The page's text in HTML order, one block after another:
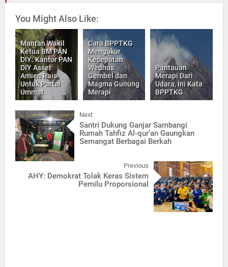
You Might Also Like:
Mantan Wakil
Ketua BM PAN
DIY: Kantor PAN
DIY Asset
Amien Rais
Untuk Partai
Ummat
Cara BPPTKG
Mengukur
Kecepatan
Wedhus
Gembel dan
Magma Gunung
Merapi
Pantauan
Merapi Dari
Udara, Ini Kata
BPPTKG
Next
Santri Dukung Ganjar Sambangi
Rumah Tahfiz Al-qur'an Gaungkan
Semangat Berbagai Berkah
Previous
AHY: Demokrat Tolak Keras Sistem
Pemilu Proporsional